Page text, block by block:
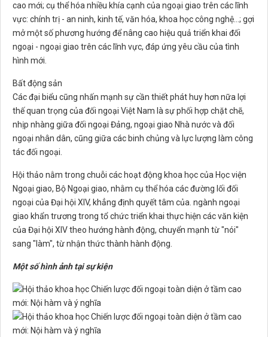
cao mới; cụ thể hóa nhiều khía cạnh của ngoại giao trên các lĩnh
vực: chính trị - an ninh, kinh tế, văn hóa, khoa học công nghệ…; gợi
mở một số phương hướng để nâng cao hiệu quả triển khai đối
ngoại - ngoại giao trên các lĩnh vực, đáp ứng yêu cầu của tình
hình mới.
Bất động sản
Các đại biểu cũng nhấn mạnh sự cần thiếtphát huy hơn nữa lợi
thế quan trọng của đối ngoại Việt Nam là sự phối hợp chặt chẽ,
nhịp nhàng giữa đối ngoại Đảng, ngoại giao Nhà nước và đối
ngoại nhân dân, cũng giữa các binh chủng và lực lượng làm công
tác đối ngoại.
Hội thảo nằm trong chuỗi các hoạt động khoa học của Học viện
Ngoại giao, Bộ Ngoại giao, nhằm cụ thể hóa các đường lối đối
ngoại của Đại hội XIV, khẳng định quyết tâm của. ngành ngoại
giao khẩn trương trong tổ chức triển khai thực hiện các văn kiện
của Đại hội XIV theo hướng hành động, chuyển mạnh từ "nói"
sang "làm", từ nhận thức thành hành động.
Một số hình ảnh tại sự kiện